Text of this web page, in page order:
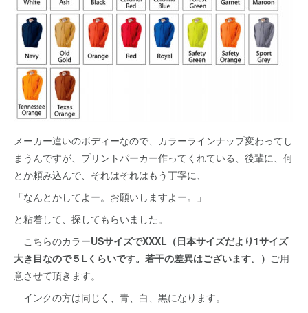
メーカー違いのボディーなので、カラーラインナップ変わってし
まうんですが、プリントパーカー作ってくれている、後輩に、何
とか頼み込んで、それはそれはもう丁寧に、
「なんとかしてよー。お願いしますよー。」
と粘着して、探してもらいました。
こちらのカラーUSサイズでXXXL（日本サイズだより1サイズ
大き目なので５Lくらいです。若干の差異はございます。） ご用
意させて頂きます。
インクの方は同じく、青、白、黒になります。